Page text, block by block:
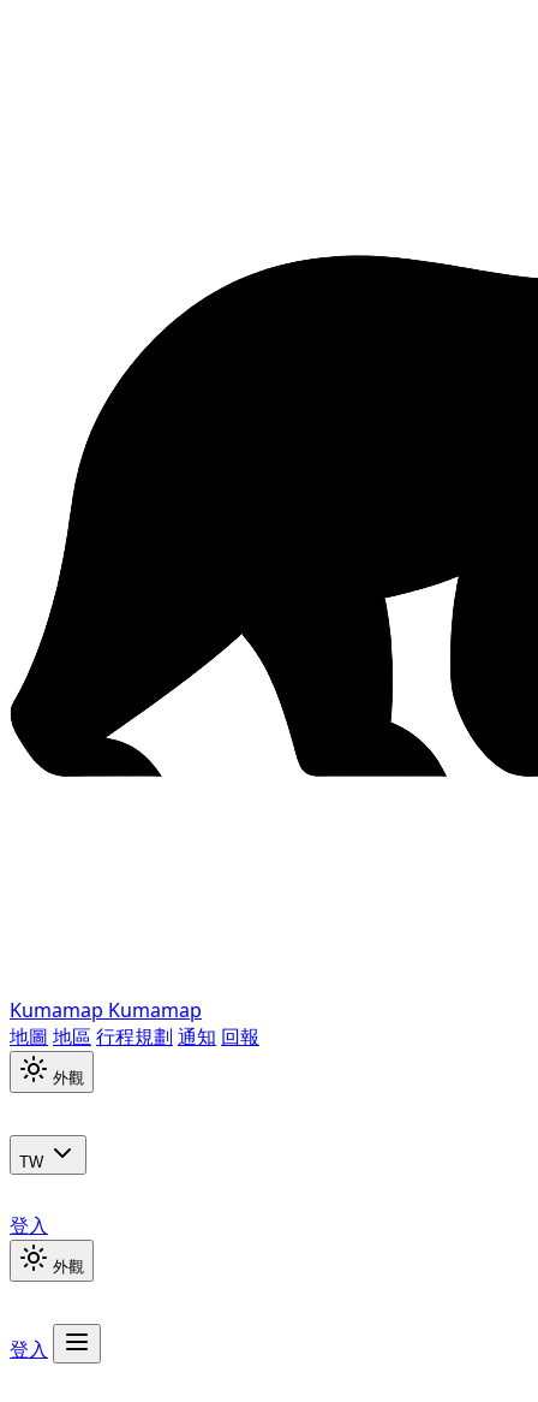
Kumamap Kumamap
地圖 地區 行程規劃 通知 回報
外觀
TW
登入
外觀
登入